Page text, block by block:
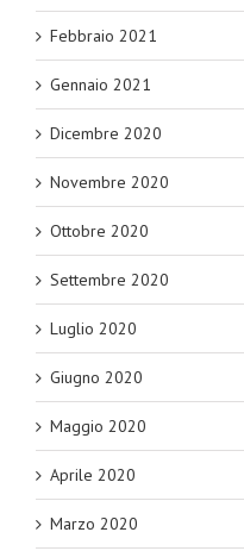
Febbraio 2021
Gennaio 2021
Dicembre 2020
Novembre 2020
Ottobre 2020
Settembre 2020
Luglio 2020
Giugno 2020
Maggio 2020
Aprile 2020
Marzo 2020